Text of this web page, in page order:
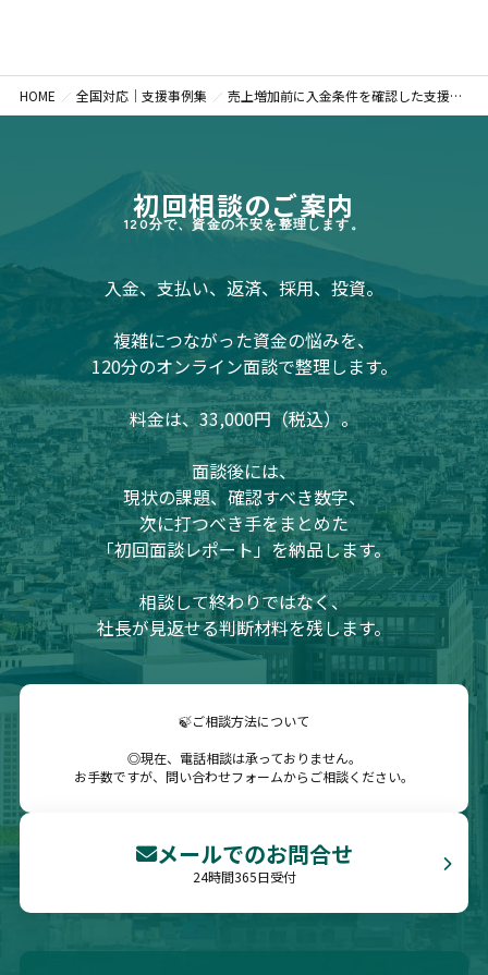
HOME 全国対応｜支援事例集 売上増加前に入金条件を確認した支援事例｜IT受託会社の資金繰り
初回相談のご案内
120分で、資金の不安を整理します。
入金、支払い、返済、採用、投資。
複雑につながった資金の悩みを、
120分のオンライン面談で整理します。
料金は、33,000円（税込）。
面談後には、
現状の課題、確認すべき数字、
次に打つべき手をまとめた
「初回面談レポート」を納品します。
相談して終わりではなく、
社長が見返せる判断材料を残します。
🍃ご相談方法について
◎現在、電話相談は承っておりません。
お手数ですが、問い合わせフォームからご相談ください。
メールでのお問合せ
24時間365日受付